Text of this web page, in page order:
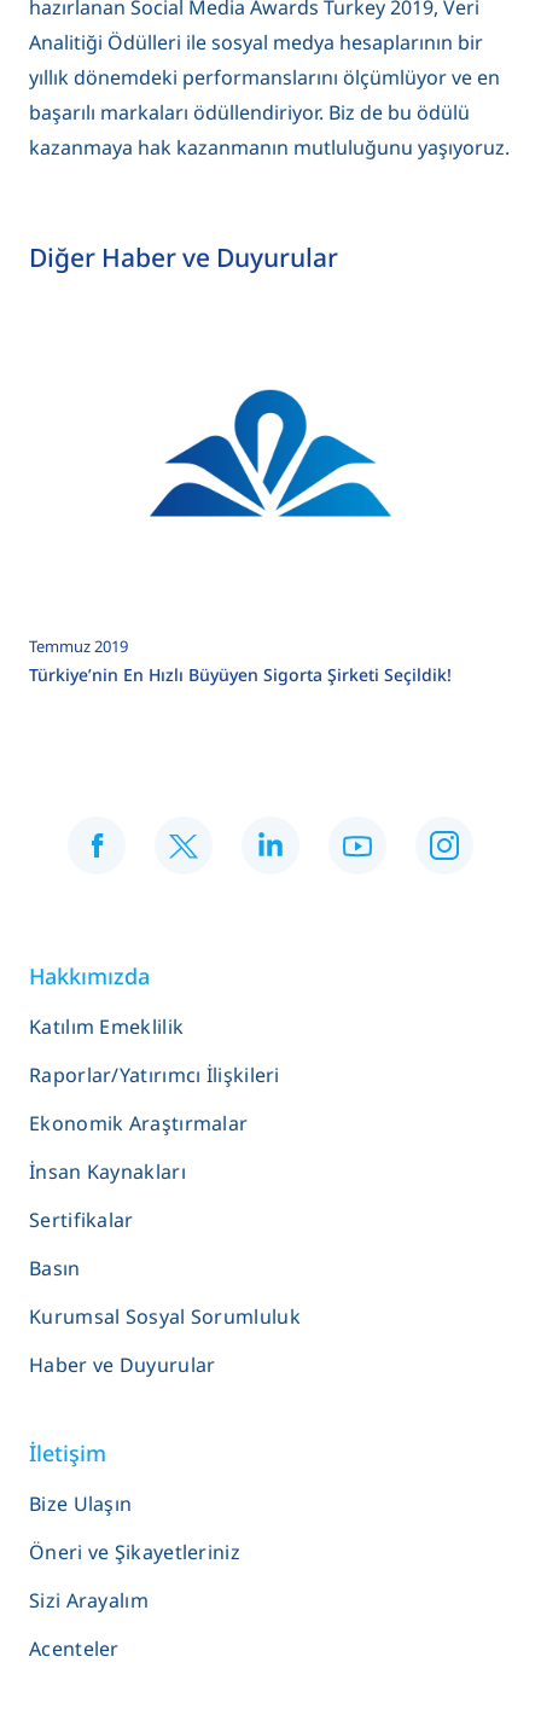
hazırlanan Social Media Awards Turkey 2019, Veri
Analitiği Ödülleri ile sosyal medya hesaplarının bir
yıllık dönemdeki performanslarını ölçümlüyor ve en
başarılı markaları ödüllendiriyor. Biz de bu ödülü
kazanmaya hak kazanmanın mutluluğunu yaşıyoruz.
Diğer Haber ve Duyurular
Temmuz 2019
Türkiye’nin En Hızlı Büyüyen Sigorta Şirketi Seçildik!
Hakkımızda
Katılım Emeklilik
Raporlar/Yatırımcı İlişkileri
Ekonomik Araştırmalar
İnsan Kaynakları
Sertifikalar
Basın
Kurumsal Sosyal Sorumluluk
Haber ve Duyurular
İletişim
Bize Ulaşın
Öneri ve Şikayetleriniz
Sizi Arayalım
Acenteler